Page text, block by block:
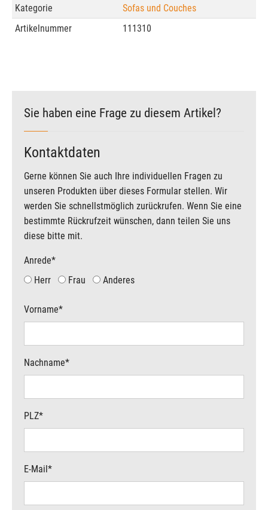
Kategorie
Sofas und Couches
Artikelnummer
111310
Sie haben eine Frage zu diesem Artikel?
Kontaktdaten
Gerne können Sie auch Ihre individuellen Fragen zu
unseren Produkten über dieses Formular stellen. Wir
werden Sie schnellstmöglich zurückrufen. Wenn Sie eine
bestimmte Rückrufzeit wünschen, dann teilen Sie uns
diese bitte mit.
Anrede*
Herr
Frau Anderes
Vorname*
Nachname*
PLZ*
E-Mail*